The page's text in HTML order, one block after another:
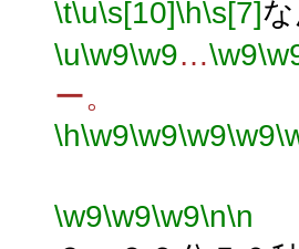
\t\u\s[10]\h\s[7]
\u\w9\w9…\w9
ー。
\h\w9\w9\w9\w9
\w9\w9\w9\n\n